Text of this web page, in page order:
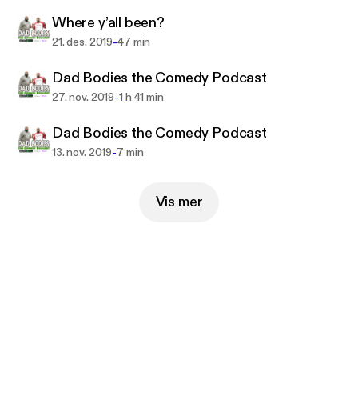
Where y’all been?
21. des. 2019-47 min
Dad Bodies the Comedy Podcast
27. nov. 2019-1 h 41 min
Dad Bodies the Comedy Podcast
13. nov. 2019-7 min
Vis mer